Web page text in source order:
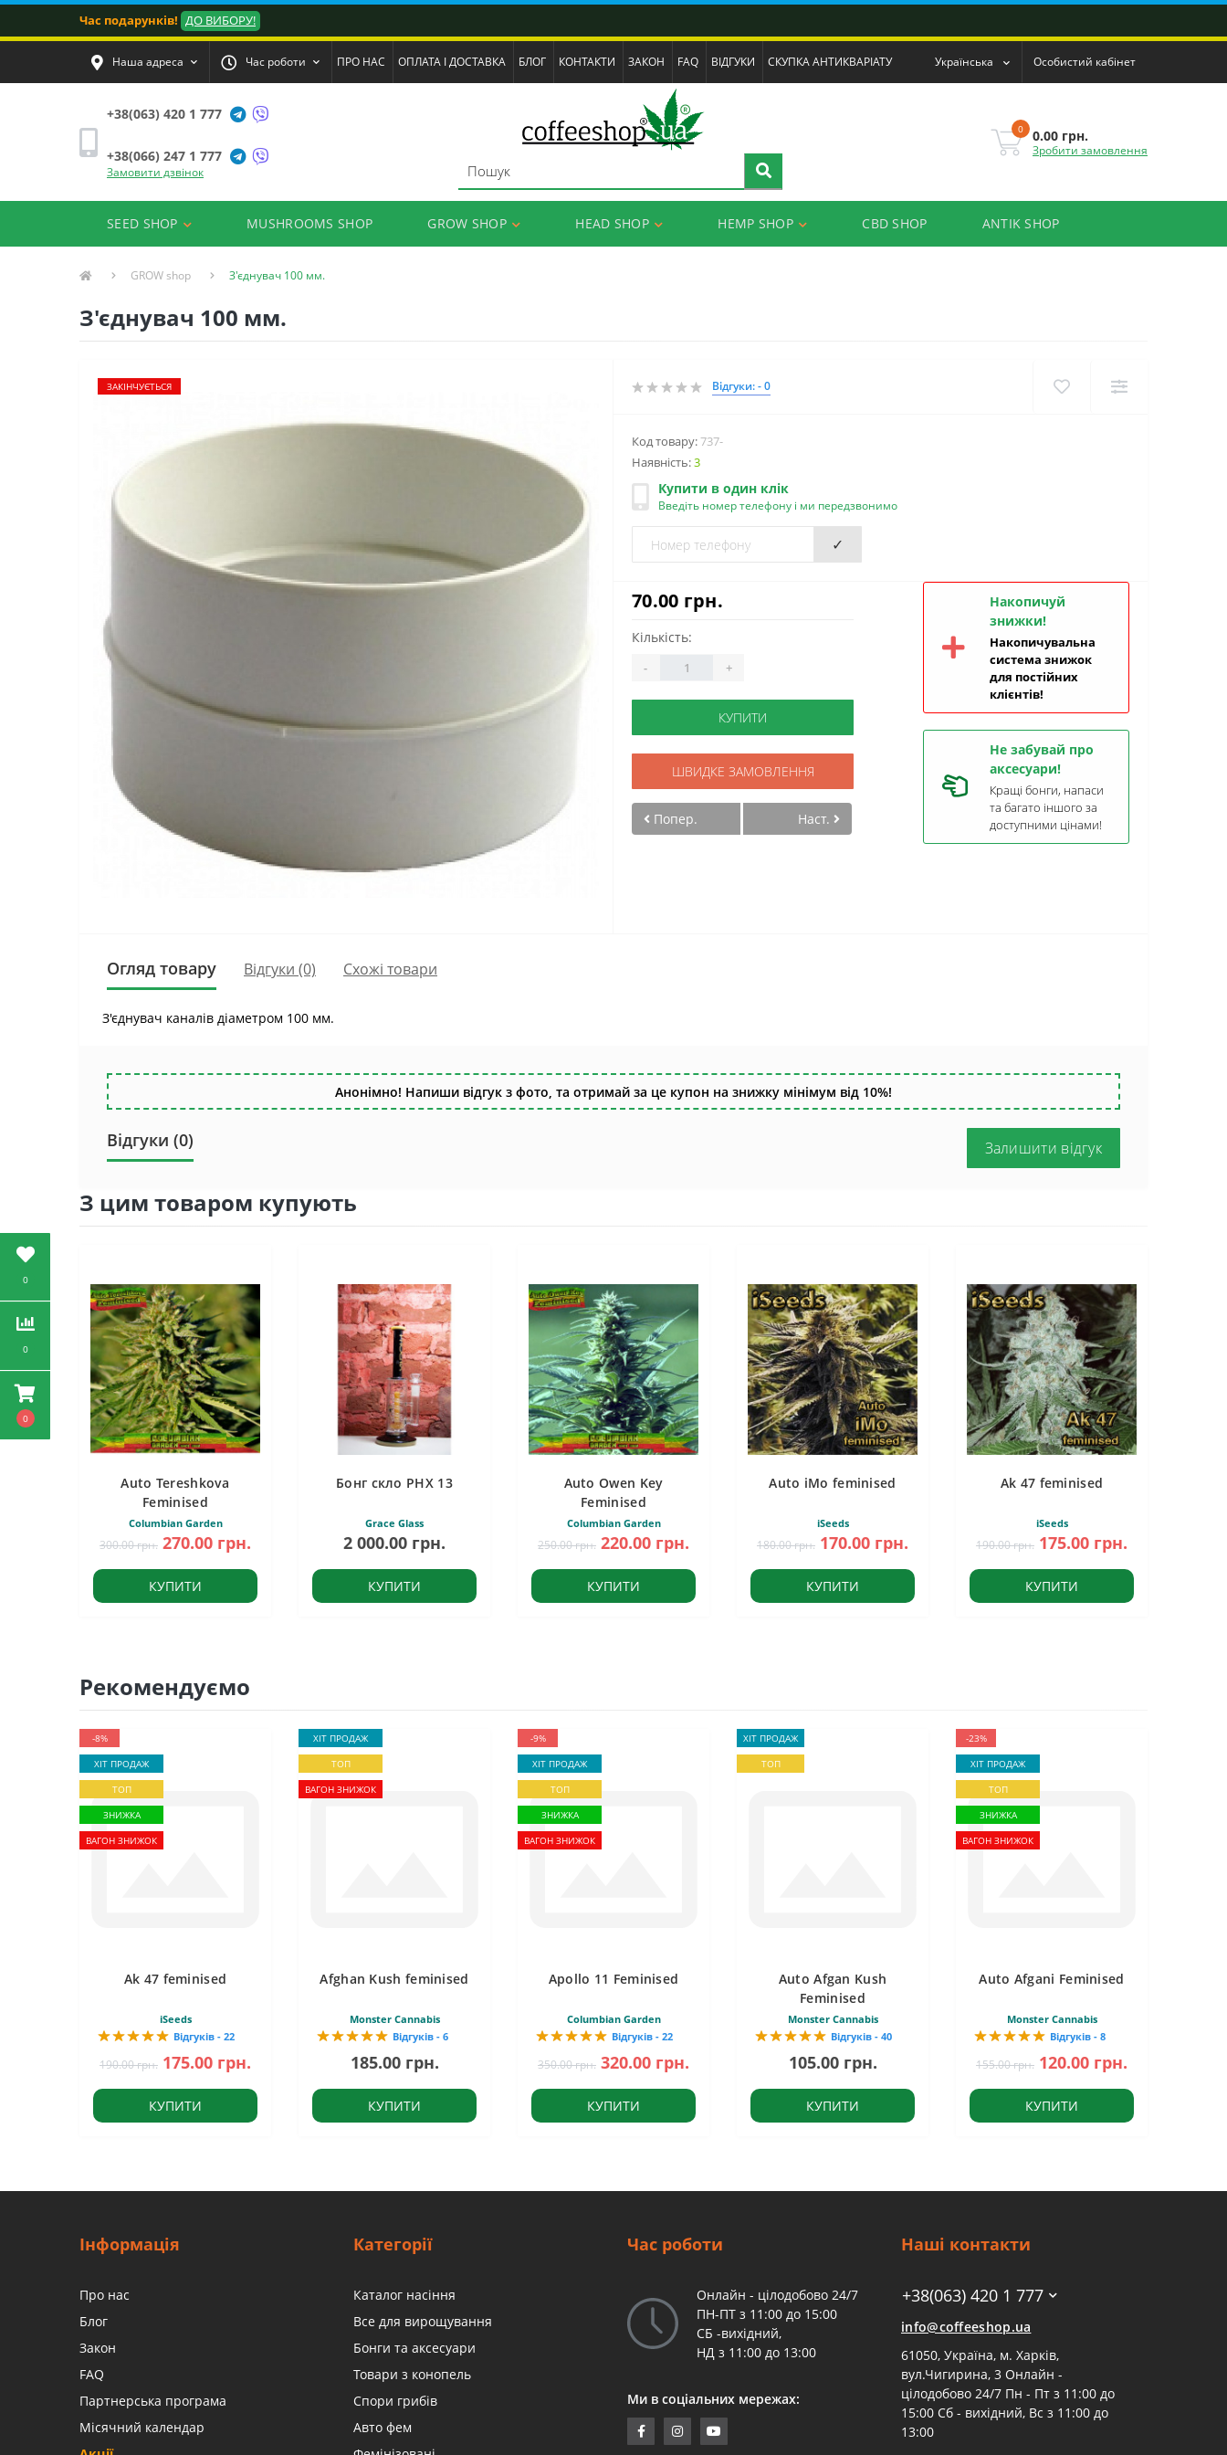
0
0
0
Час подарунків! ДО ВИБОРУ!
Наша адреса Час роботи ПРО НАС ОПЛАТА І ДОСТАВКА БЛОГ КОНТАКТИ ЗАКОН FAQ ВІДГУКИ СКУПКА АНТИКВАРІАТУ Українська Особистий кабінет
+38(063) 420 1 777
+38(066) 247 1 777
Замовити дзвінок
0 0.00 грн.
Зробити замовлення
SEED SHOP MUSHROOMS SHOP GROW SHOP HEAD SHOP HEMP SHOP CBD SHOP ANTIK SHOP
GROW shop З'єднувач 100 мм.
З'єднувач 100 мм.
ЗАКІНЧУЄТЬСЯ Відгуки: - 0
Код товару:737-
Наявність:3
Купити в один клік
Введіть номер телефону і ми передзвонимо
✓
70.00 грн.
Кількість:
- +
КУПИТИ
ШВИДКЕ ЗАМОВЛЕННЯ
Попер. Наст.
Накопичуй
знижки!
Накопичувальна
система знижок
для постійних
клієнтів!
Не забувай про
аксесуари!
Кращі бонги, напаси
та багато іншого за
доступними цінами!
Огляд товару Відгуки (0) Схожі товари
З'єднувач каналів діаметром 100 мм.
Анонімно! Напиши відгук з фото, та отримай за це купон на знижку мінімум від 10%!
Відгуки (0) Залишити відгук
З цим товаром купують
Auto Tereshkova
Feminised
Columbian Garden
300.00 грн. 270.00 грн.
КУПИТИ
Бонг скло PHX 13
Grace Glass
2 000.00 грн.
КУПИТИ
Auto Owen Key
Feminised
Columbian Garden
250.00 грн. 220.00 грн.
КУПИТИ
Auto iMo feminised
iSeeds
180.00 грн. 170.00 грн.
КУПИТИ
Ak 47 feminised
iSeeds
190.00 грн. 175.00 грн.
КУПИТИ
Рекомендуємо
-8%
ХІТ ПРОДАЖ
ТОП
ЗНИЖКА
ВАГОН ЗНИЖОК
Ak 47 feminised
iSeeds
Відгуків - 22
190.00 грн. 175.00 грн.
КУПИТИ
ХІТ ПРОДАЖ
ТОП
ВАГОН ЗНИЖОК
Afghan Kush feminised
Monster Cannabis
Відгуків - 6
185.00 грн.
КУПИТИ
-9%
ХІТ ПРОДАЖ
ТОП
ЗНИЖКА
ВАГОН ЗНИЖОК
Apollo 11 Feminised
Columbian Garden
Відгуків - 22
350.00 грн. 320.00 грн.
КУПИТИ
ХІТ ПРОДАЖ
ТОП
Auto Afgan Kush
Feminised
Monster Cannabis
Відгуків - 40
105.00 грн.
КУПИТИ
-23%
ХІТ ПРОДАЖ
ТОП
ЗНИЖКА
ВАГОН ЗНИЖОК
Auto Afgani Feminised
Monster Cannabis
Відгуків - 8
155.00 грн. 120.00 грн.
КУПИТИ
Інформація
Про нас
Блог
Закон
FAQ
Партнерська програма
Місячний календар
Категорії
Каталог насіння
Все для вирощування
Бонги та аксесуари
Товари з конопель
Спори грибів
Авто фем
Час роботи
Онлайн - цілодобово 24/7
ПН-ПТ з 11:00 до 15:00
СБ -вихідний,
НД з 11:00 до 13:00
Ми в соціальних мережах:
Наші контакти
+38(063) 420 1 777
info@coffeeshop.ua
61050, Україна, м. Харків,
вул.Чигирина, 3 Онлайн -
цілодобово 24/7 Пн - Пт з 11:00 до
15:00 Сб - вихідний, Вс з 11:00 до
13:00